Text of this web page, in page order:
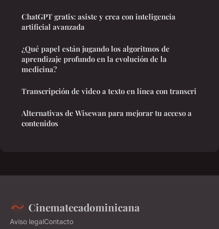
ChatGPT gratis: asiste y crea con inteligencia
artificial avanzada
¿Qué papel están jugando los algoritmos de
aprendizaje profundo en la evolución de la
medicina?
Transcripción de video a texto en línea con transcri
Alternativas de Wisewan para mejorar tu acceso a
contenidos
Cinematecadominicana
Aviso legalContacto